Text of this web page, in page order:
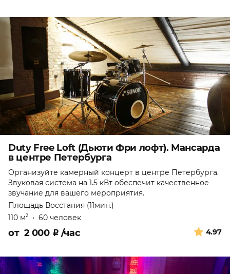
Duty Free Loft (Дьюти Фри лофт). Мансарда
в центре Петербурга
Организуйте камерный концерт в центре Петербурга.
Звуковая система на 1.5 кВт обеспечит качественное
звучание для вашего мероприятия.
Площадь Восстания (11мин.)
110 м2 • 60 человек
4.97
от 2 000 ₽ /час